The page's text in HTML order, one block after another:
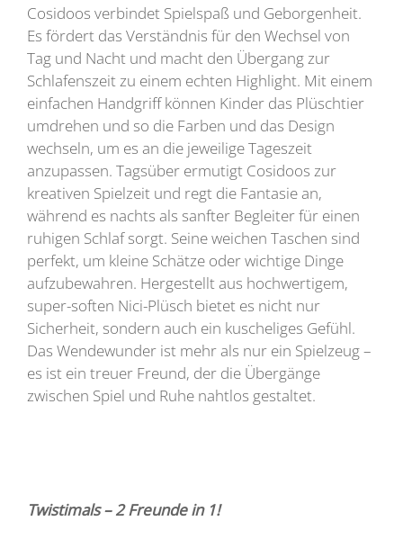
Cosidoos verbindet Spielspaß und Geborgenheit.
Es fördert das Verständnis für den Wechsel von
Tag und Nacht und macht den Übergang zur
Schlafenszeit zu einem echten Highlight. Mit einem
einfachen Handgriff können Kinder das Plüschtier
umdrehen und so die Farben und das Design
wechseln, um es an die jeweilige Tageszeit
anzupassen. Tagsüber ermutigt Cosidoos zur
kreativen Spielzeit und regt die Fantasie an,
während es nachts als sanfter Begleiter für einen
ruhigen Schlaf sorgt. Seine weichen Taschen sind
perfekt, um kleine Schätze oder wichtige Dinge
aufzubewahren. Hergestellt aus hochwertigem,
super-soften Nici-Plüsch bietet es nicht nur
Sicherheit, sondern auch ein kuscheliges Gefühl.
Das Wendewunder ist mehr als nur ein Spielzeug –
es ist ein treuer Freund, der die Übergänge
zwischen Spiel und Ruhe nahtlos gestaltet.
Twistimals – 2 Freunde in 1!